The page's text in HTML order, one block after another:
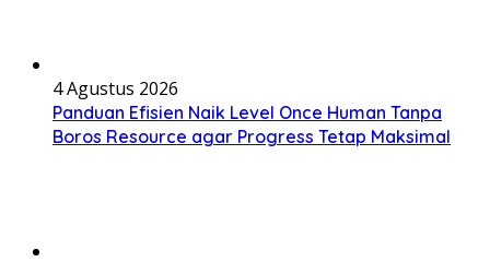
4 Agustus 2026
Panduan Efisien Naik Level Once Human Tanpa
Boros Resource agar Progress Tetap Maksimal